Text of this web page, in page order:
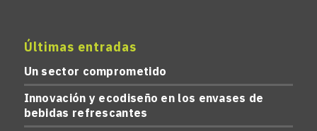
Últimas entradas
Un sector comprometido
Innovación y ecodiseño en los envases de
bebidas refrescantes